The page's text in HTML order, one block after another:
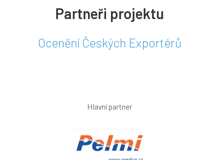
Partneři projektu
Ocenění Českých Exportérů
Hlavní partner